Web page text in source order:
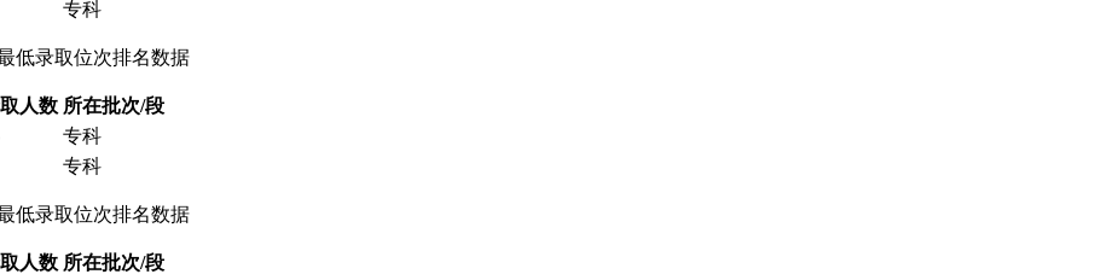
专科
低录取位次排名数据
人数 所在批次/段
专科
专科
低录取位次排名数据
人数 所在批次/段